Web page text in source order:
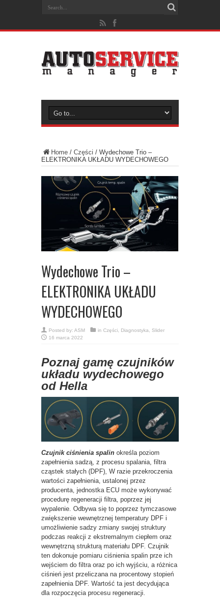
Home / Części / Wydechowe Trio –
ELEKTRONIKA UKŁADU WYDECHOWEGO
Wydechowe Trio –
ELEKTRONIKA UKŁADU
WYDECHOWEGO
Posted by: ASM in Części, Diagnostyka, Slider
16 marca 2022
Poznaj gamę czujników
układu wydechowego
od Hella
Czujnik ciśnienia spalin określa poziom
zapełnienia sadzą, z procesu spalania, filtra
cząstek stałych (DPF), W razie przekroczenia
wartości zapełnienia, ustalonej przez
producenta, jednostka ECU może wykonywać
procedurę regeneracji filtra, poprzez jej
wypalenie. Odbywa się to poprzez tymczasowe
zwiększenie wewnętrznej temperatury DPF i
umożliwienie sadzy zmiany swojej struktury
podczas reakcji z ekstremalnym ciepłem oraz
wewnętrzną strukturą materiału DPF. Czujnik
ten dokonuje pomiaru ciśnienia spalin prze ich
wejściem do filtra oraz po ich wyjściu, a różnica
ciśnień jest przeliczana na procentowy stopień
zapełnienia DPF. Wartość ta jest decydująca
dla rozpoczęcia procesu regeneracji.